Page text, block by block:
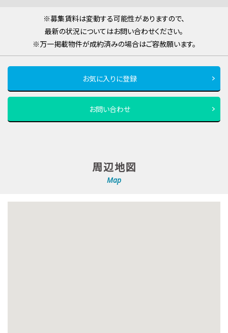
※募集賃料は変動する可能性がありますので、
最新の状況についてはお問い合わせください。
※万一掲載物件が成約済みの場合はご容赦願います。
お気に入りに登録
お問い合わせ
周辺地図
Map